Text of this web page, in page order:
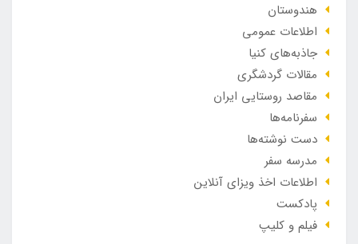
هندوستان
اطلاعات عمومی
جاذبه‌های کنیا
مقالات گردشگری
مقاصد روستایی ایران
سفرنامه‌ها
دست نوشته‌ها
مدرسه سفر
اطلاعات اخذ ویزای آنلاین
پادکست
فیلم و کلیپ